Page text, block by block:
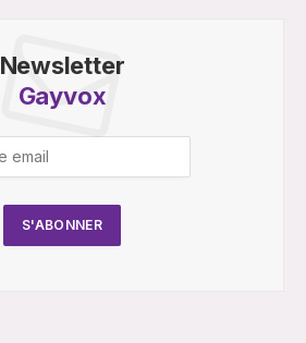
Newsletter
Gayvox